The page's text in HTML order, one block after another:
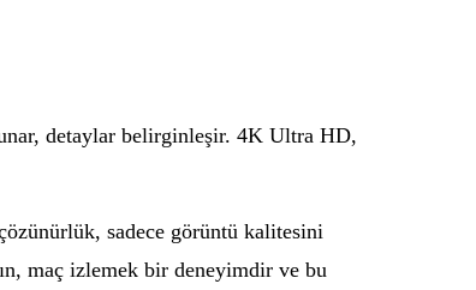
detaylar belirginleşir. 4K Ultra HD,
sadece görüntü kalitesini
maç izlemek bir deneyimdir ve bu